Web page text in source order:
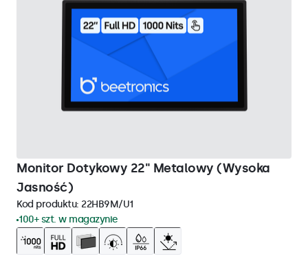
Monitor Dotykowy 22" Metalowy (Wysoka
Jasność)
Kod produktu: 22HB9M/U1
100+ szt. w magazynie